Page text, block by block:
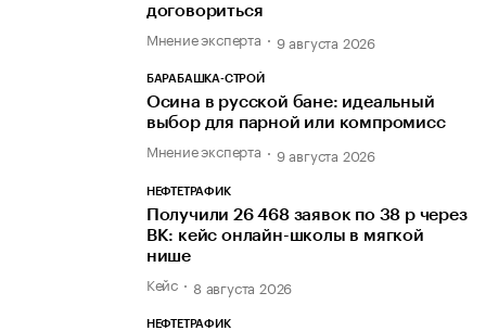
договориться
Мнение эксперта 9 августа 2026
БАРАБАШКА-СТРОЙ
Осина в русской бане: идеальный
выбор для парной или компромисс
Мнение эксперта 9 августа 2026
НЕФТЕТРАФИК
Получили 26 468 заявок по 38 р через
ВК: кейс онлайн-школы в мягкой
нише
Кейс 8 августа 2026
НЕФТЕТРАФИК